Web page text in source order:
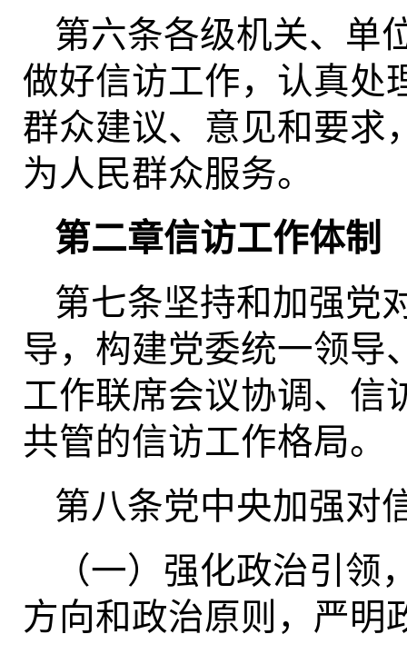
第六条各级机关、单
做好信访工作，认真处
群众建议、意见和要求
为人民群众服务。
第二章信访工作体制
第七条坚持和加强党
导，构建党委统一领导
工作联席会议协调、信
共管的信访工作格局。
第八条党中央加强对
（一）强化政治引
方向和政治原则，严明